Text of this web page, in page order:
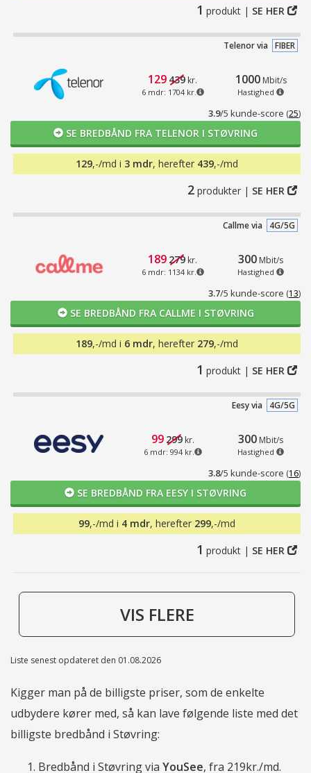
1 produkt | SE HER
129 439 kr.
6 mdr: 1704 kr.
1000Mbit/s
Hastighed
SE BREDBÅND FRA TELENOR I STØVRING
3.9/5 kunde-score (25)
Telenor via FIBER
129,-/md i 3 mdr, herefter 439,-/md
2 produkter | SE HER
189 279 kr.
6 mdr: 1134 kr.
300 Mbit/s
Hastighed
SE BREDBÅND FRA CALLME I STØVRING
3.7/5 kunde-score (13)
Callme via 4G/5G
189,-/md i 6 mdr, herefter 279,-/md
1 produkt | SE HER
99 299kr.
6 mdr: 994 kr.
300 Mbit/s
Hastighed
SE BREDBÅND FRA EESY I STØVRING
3.8/5 kunde-score (16)
Eesy via 4G/5G
99,-/md i 4 mdr, herefter 299,-/md
1 produkt | SE HER
VIS FLERE
Liste senest opdateret den 01.08.2026
Kigger man på de billigste priser, som de enkelte
udbydere kører med, så kan lave følgende liste med det
billigste bredbånd i Støvring:
Bredbånd i Støvring via YouSee, fra 219kr./md.